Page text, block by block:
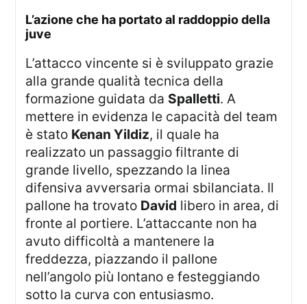
l’azione che ha portato al raddoppio della
juve
L’attacco vincente si è sviluppato grazie
alla grande qualità tecnica della
formazione guidata da Spalletti. A
mettere in evidenza le capacità del team
è stato Kenan Yildiz, il quale ha
realizzato un passaggio filtrante di
grande livello, spezzando la linea
difensiva avversaria ormai sbilanciata. Il
pallone ha trovato David libero in area, di
fronte al portiere. L’attaccante non ha
avuto difficoltà a mantenere la
freddezza, piazzando il pallone
nell’angolo più lontano e festeggiando
sotto la curva con entusiasmo.